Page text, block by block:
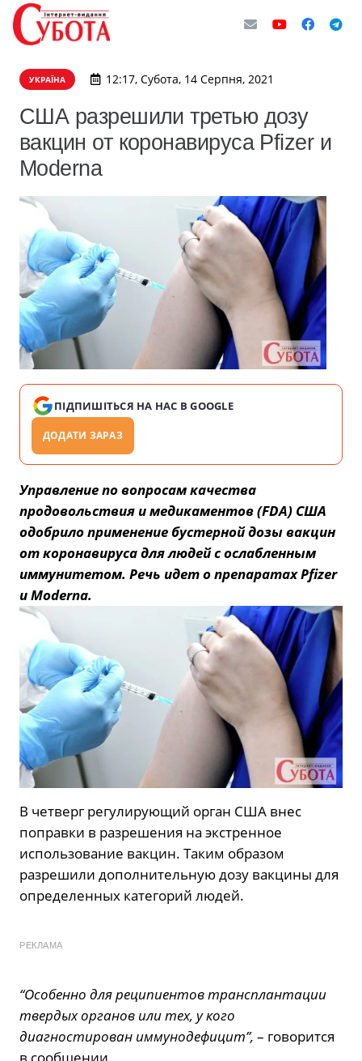
УКРАЇНА 12:17, Субота, 14 Серпня, 2021
США разрешили третью дозу
вакцин от коронавируса Pfizer и
Moderna
ПІДПИШІТЬСЯ НА НАС В GOOGLE
ДОДАТИ ЗАРАЗ
Управление по вопросам качества
продовольствия и медикаментов (FDA) США
одобрило применение бустерной дозы вакцин
от коронавируса для людей с ослабленным
иммунитетом. Речь идет о препаратах Pfizer
и Moderna.
В четверг регулирующий орган США внес
поправки в разрешения на экстренное
использование вакцин. Таким образом
разрешили дополнительную дозу вакцины для
определенных категорий людей.
РЕКЛАМА
“Особенно для реципиентов трансплантации
твердых органов или тех, у кого
диагностирован иммунодефицит”, – говорится